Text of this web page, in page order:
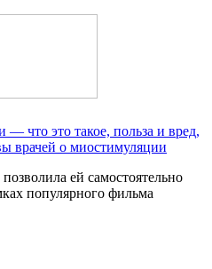
что это такое, польза и вред,
врачей о миостимуляции
ей самостоятельно
популярного фильма